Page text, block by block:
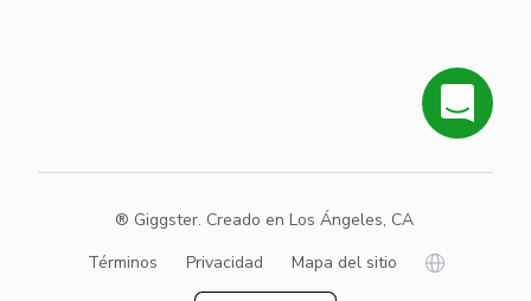
® Giggster. Creado en Los Ángeles, CA
Términos
Privacidad Mapa del sitio